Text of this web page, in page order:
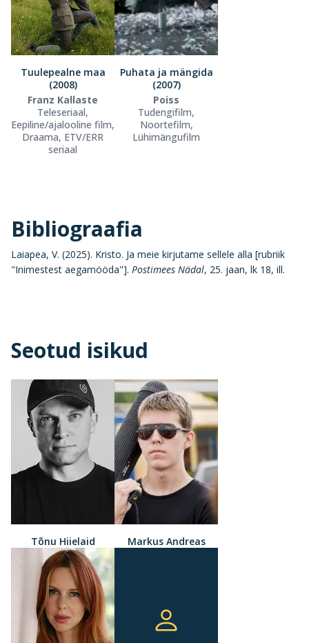
Tuulepealne maa
(2008)
Franz Kallaste
Teleseriaal,
Eepiline/ajalooline film,
Draama, ETV/ERR
seriaal
Puhata ja mängida
(2007)
Poiss
Tudengifilm,
Noortefilm,
Lühimängufilm
Bibliograafia
Laiapea, V. (2025). Kristo. Ja meie kirjutame sellele alla [rubriik
"Inimestest aegamööda"]. Postimees Nädal, 25. jaan, lk 18, ill.
Seotud isikud
Tõnu Hiielaid Markus Andreas